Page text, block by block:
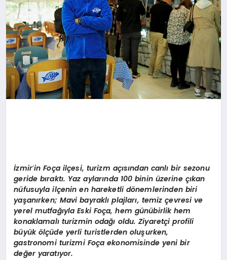
SAĞLIK
EĞITIM
İzmir’in Foça ilçesi, turizm açısından canlı bir sezonu
geride bıraktı. Yaz aylarında 100 binin üzerine çıkan
nüfusuyla ilçenin en hareketli dönemlerinden biri
yaşanırken; Mavi bayraklı plajları, temiz çevresi ve
yerel mutfağıyla Eski Foça, hem günübirlik hem
konaklamalı turizmin odağı oldu. Ziyaretçi profili
büyük ölçüde yerli turistlerden oluşurken,
gastronomi turizmi Foça ekonomisinde yeni bir
değer yaratıyor.